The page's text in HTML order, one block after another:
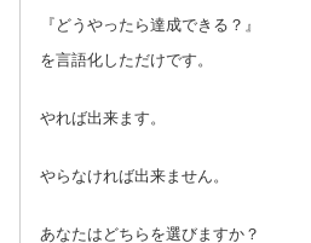
『どうやったら達成できる？』
を言語化しただけです。
やれば出来ます。
やらなければ出来ません。
あなたはどちらを選びますか？